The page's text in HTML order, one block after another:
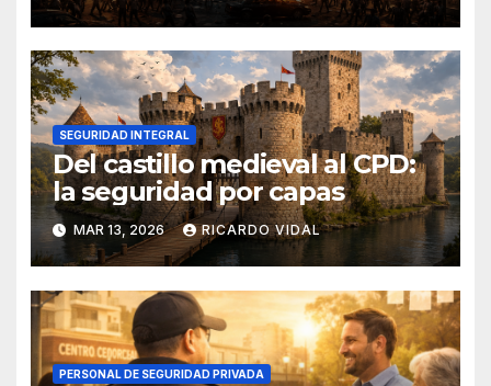
SEGURIDAD INTEGRAL
Del castillo medieval al CPD:
la seguridad por capas
MAR 13, 2026 RICARDO VIDAL
PERSONAL DE SEGURIDAD PRIVADA